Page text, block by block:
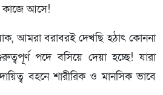
কাজে আসে!
আমরা বরাবরই দেখছি হঠাৎ কোননা
পদে বসিয়ে দেয়া হচ্ছে! যারা
বহনে শারীরিক ও মানসিক ভাবে